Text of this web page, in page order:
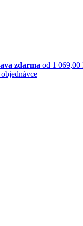
zdarma od 1 069,00